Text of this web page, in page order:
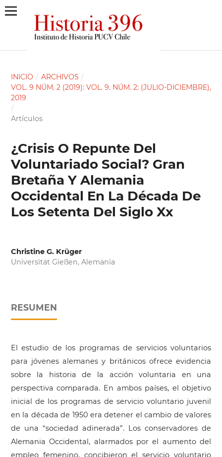
INICIO / ARCHIVOS /
VOL. 9 NÚM. 2 (2019): VOL. 9. NÚM. 2: (JULIO-DICIEMBRE),
2019
/
Artículos
¿Crisis O Repunte Del
Voluntariado Social? Gran
Bretaña Y Alemania
Occidental En La Década De
Los Setenta Del Siglo Xx
Christine G. Krüger
Universität Gießen, Alemania
RESUMEN
El estudio de los programas de servicios voluntarios
para jóvenes alemanes y británicos ofrece evidencia
sobre la historia de la acción voluntaria en una
perspectiva comparada. En ambos países, el objetivo
inicial de los programas de servicio voluntario juvenil
en la década de 1950 era detener el cambio de valores
de una “sociedad adinerada”. Los conservadores de
Alemania Occidental, alarmados por el aumento del
empleo femenino, concibieron el servicio voluntario